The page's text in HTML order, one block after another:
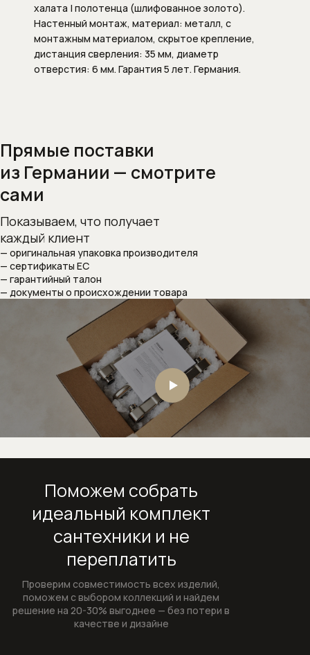
Душевые шланги
Душевые штанги
Подключение для душевого шланга
Шланги
Шланговые подсоединения
Комплектующие для сантехники
Внутренние механизмы для
переключателя (дивертора)
положений
Запорные вентили
Внутренние механизмы запорных
вентилей
Изливы для смесителей
Изливы для наполнения ванны
Внутренние механизмы для
смесителей
Системы скрытого монтажа
Сифоны
халата | полотенца (шлифованное золото).
Настенный монтаж, материал: металл, с
монтажным материалом, скрытое крепление,
дистанция сверления: 35 мм, диаметр
отверстия: 6 мм. Гарантия 5 лет. Германия.
Прямые поставки
из Германии — смотрите
сами
Показываем, что получает
каждый клиент
— оригинальная упаковка производителя
— сертификаты ЕС
— гарантийный талон
— документы о происхождении товара
Поможем собрать
идеальный комплект
сантехники и не
переплатить
Проверим совместимость всех изделий,
поможем с выбором коллекций и найдем
решение на 20-30% выгоднее — без потери в
качестве и дизайне